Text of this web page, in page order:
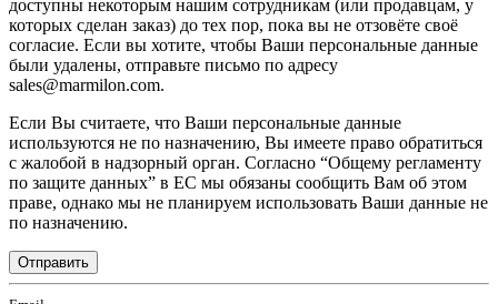
доступны некоторым нашим сотрудникам (или продавцам, у
которых сделан заказ) до тех пор, пока вы не отзовёте своё
согласие. Если вы хотите, чтобы Ваши персональные данные
были удалены, отправьте письмо по адресу
sales@marmilon.com.
Если Вы считаете, что Ваши персональные данные
используются не по назначению, Вы имеете право обратиться
с жалобой в надзорный орган. Согласно “Общему регламенту
по защите данных” в ЕС мы обязаны сообщить Вам об этом
праве, однако мы не планируем использовать Ваши данные не
по назначению.
Отправить